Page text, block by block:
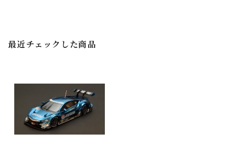
最近チェックした商品